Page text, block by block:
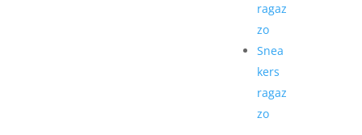
ragaz
zo
Snea
kers
ragaz
zo